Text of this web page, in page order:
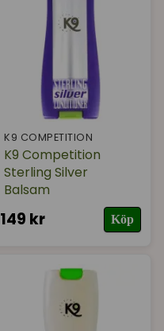
K9 COMPETITION
K9 Competition
Sterling Silver
Balsam
149 kr Köp